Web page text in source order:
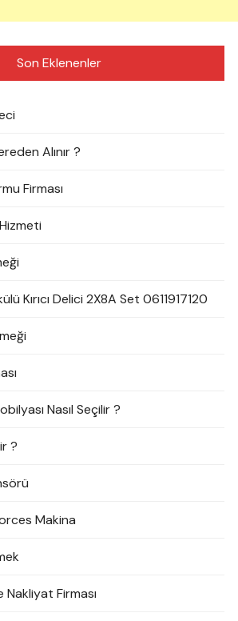
Son Eklenenler
Alınır ?
Firması
Kırıcı Delici 2X8A Set 0611917120
Nasıl Seçilir ?
?
Makina
Firması